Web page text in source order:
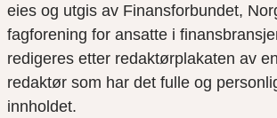
eies og utgis av Finansforbundet,
fagforening for ansatte i
redigeres etter redaktørplakaten av
redaktør som har det fulle og
innholdet.